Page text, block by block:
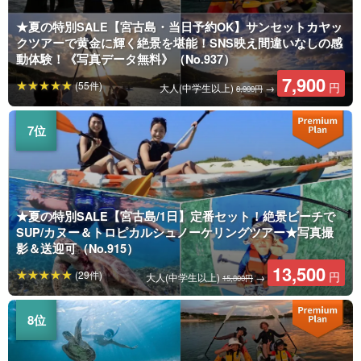
★夏の特別SALE【宮古島・当日予約OK】サンセットカヤッ
クツアーで黄金に輝く絶景を堪能！SNS映え間違いなしの感
動体験！《写真データ無料》（No.937）
大人(中学生以上) 8,900円→ 7,900 円
(55件)
★夏の特別SALE【宮古島/1日】定番セット！絶景ビーチで
SUP/カヌー＆トロピカルシュノーケリングツアー★写真撮
影＆送迎可（No.915）
大人(中学生以上) 15,800円→ 13,500 円
(29件)